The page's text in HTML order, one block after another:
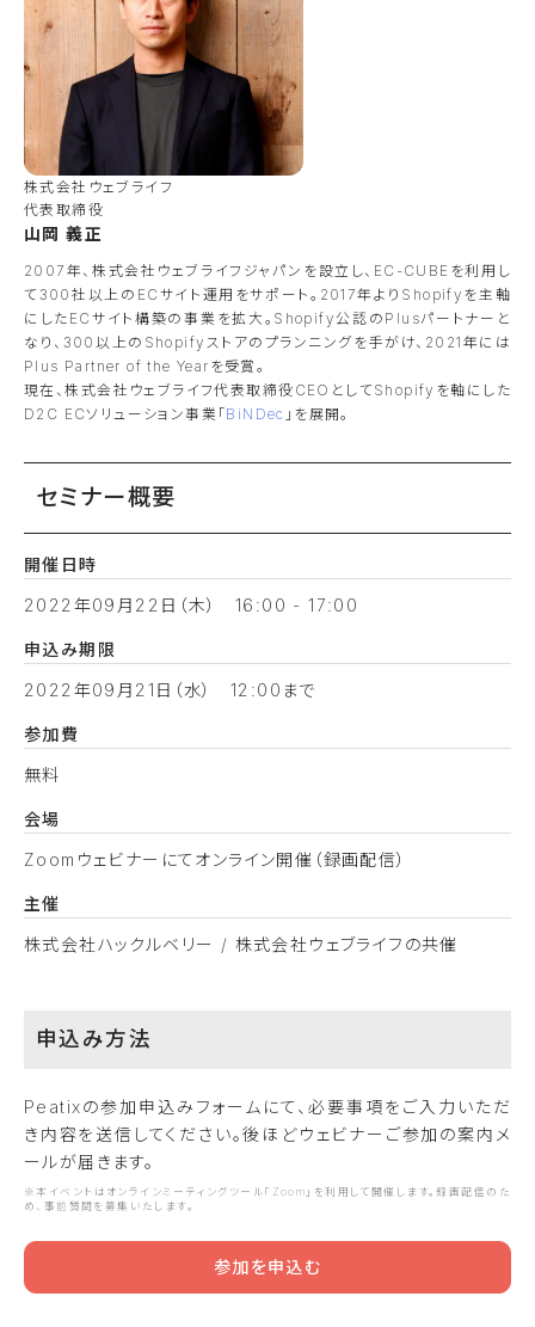
株式会社ウェブライフ
代表取締役
山岡 義正
2007年、株式会社ウェブライフジャパンを設立し、EC-CUBEを利用し
て300社以上のECサイト運用をサポート。2017年よりShopifyを主軸
にしたECサイト構築の事業を拡大。Shopify公認のPlusパートナーと
なり、300以上のShopifyストアのプランニングを手がけ、2021年には
Plus Partner of the Yearを受賞。
現在、株式会社ウェブライフ代表取締役CEOとしてShopifyを軸にした
D2C ECソリューション事業「BiNDec 」を展開。
セミナー概要
開催日時
2022年09月22日（木） 16:00 - 17:00
申込み期限
2022年09月21日（水） 12:00まで
参加費
無料
会場
Zoomウェビナーにてオンライン開催（録画配信）
主催
株式会社ハックルベリー / 株式会社ウェブライフの共催
申込み方法
Peatixの参加申込みフォームにて、必要事項をご入力いただ
き内容を送信してください。後ほどウェビナーご参加の案内メ
ールが届きます。
※本イベントはオンラインミーティングツール「Zoom」を利用して開催します。録画配信のた
め、事前質問を募集いたします。
参加を申込む